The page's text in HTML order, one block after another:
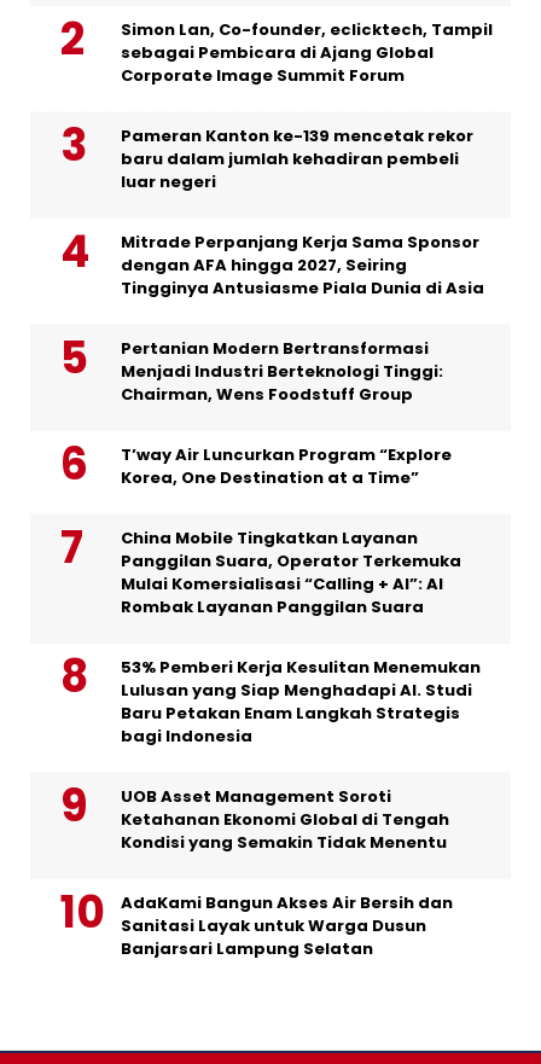
Simon Lan, Co-founder, eclicktech, Tampil
sebagai Pembicara di Ajang Global
Corporate Image Summit Forum
Pameran Kanton ke-139 mencetak rekor
baru dalam jumlah kehadiran pembeli
luar negeri
Mitrade Perpanjang Kerja Sama Sponsor
dengan AFA hingga 2027, Seiring
Tingginya Antusiasme Piala Dunia di Asia
Pertanian Modern Bertransformasi
Menjadi Industri Berteknologi Tinggi:
Chairman, Wens Foodstuff Group
T’way Air Luncurkan Program “Explore
Korea, One Destination at a Time”
China Mobile Tingkatkan Layanan
Panggilan Suara, Operator Terkemuka
Mulai Komersialisasi “Calling + AI”: AI
Rombak Layanan Panggilan Suara
53% Pemberi Kerja Kesulitan Menemukan
Lulusan yang Siap Menghadapi AI. Studi
Baru Petakan Enam Langkah Strategis
bagi Indonesia
UOB Asset Management Soroti
Ketahanan Ekonomi Global di Tengah
Kondisi yang Semakin Tidak Menentu
AdaKami Bangun Akses Air Bersih dan
Sanitasi Layak untuk Warga Dusun
Banjarsari Lampung Selatan